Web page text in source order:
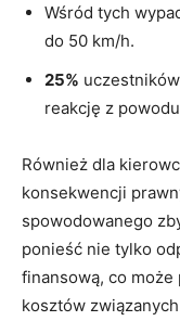
Wśród tych
do ⁤50 km/h.
25%
reakcję z
Również⁤ dla‌
konsekwencji
spowodowanego
ponieść nie tylko
⁤finansową, co
kosztów‌